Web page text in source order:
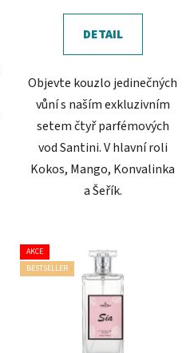
z
5
hvězdiček.
DETAIL
Objevte kouzlo jedinečných
vůní s naším exkluzivním
setem čtyř parfémových
vod Santini. V hlavní roli
Kokos, Mango, Konvalinka
a Šeřík.
AKCE
BESTSELLER